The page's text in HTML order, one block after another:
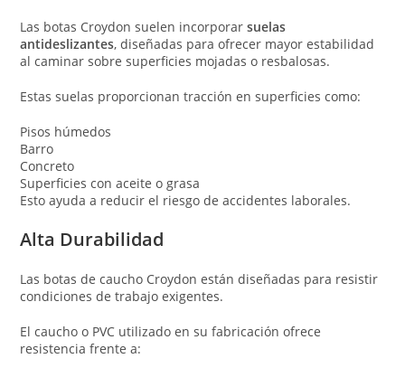
Las botas Croydon suelen incorporarsuelas
antideslizantes, diseñadas para ofrecer mayor estabilidad
al caminar sobre superficies mojadas o resbalosas.
Estas suelas proporcionan tracción en superficies como:
Pisos húmedos
Barro
Concreto
Superficies con aceite o grasa
Esto ayuda a reducir el riesgo de accidentes laborales.
Alta Durabilidad
Las botas de caucho Croydon están diseñadas para resistir
condiciones de trabajo exigentes.
El caucho o PVC utilizado en su fabricación ofrece
resistencia frente a: